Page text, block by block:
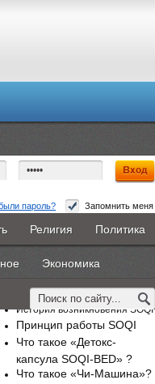
пароль? Запомнить меня
КНИГИ ВестиNet
Религия Политика
Экономика
SOQI. Как это
История возникновения SOQI
Принцип работы SOQI
Что такое «Детокс-
капсула SOQI-BED» ?
Что такое «Чи-Машина»?